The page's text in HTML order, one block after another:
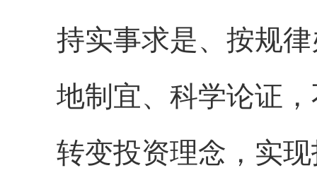
持实事求是、按规
地制宜、科学论证
转变投资理念，实